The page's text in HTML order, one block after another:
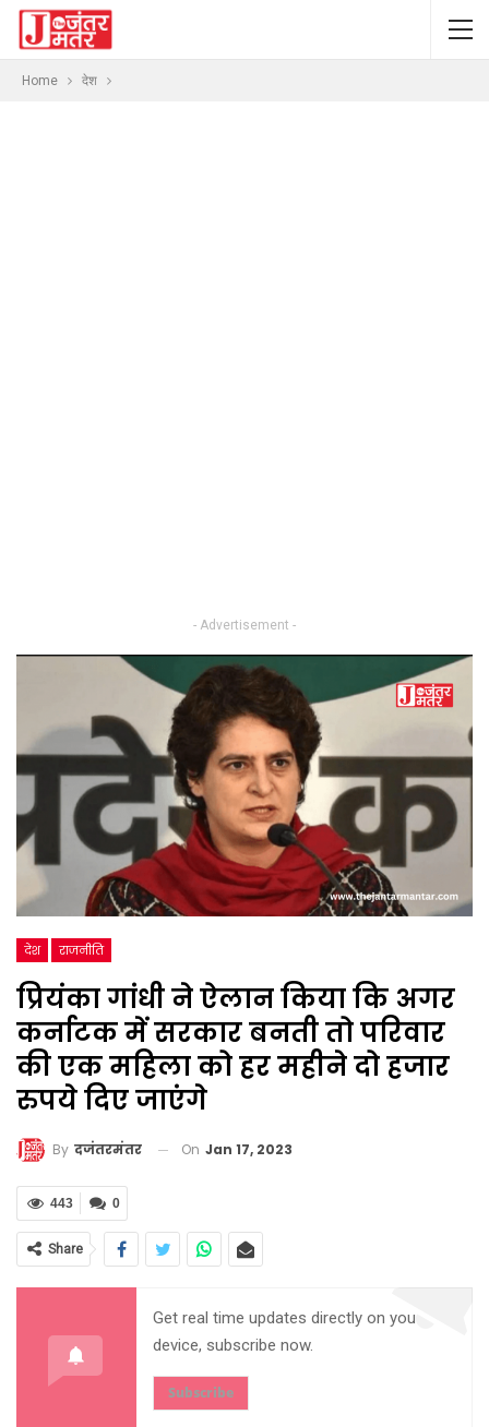
Home देश
- Advertisement -
देश राजनीति
प्रियंका गांधी ने ऐलान किया कि अगर
कर्नाटक में सरकार बनती तो परिवार
की एक महिला को हर महीने दो हजार
रुपये दिए जाएंगे
By दजंतरमंतर On Jan 17, 2023
0
443
Share
Get real time updates directly on you
device, subscribe now.
Subscribe